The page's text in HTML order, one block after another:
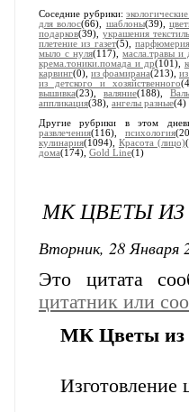
Соседние рубрики:
для волос(66), шаблоны(39),
подарков(39), украшения
плетение из газет(5),
мыло с нуля(117),масла.травы и
крема.тоники.помада и др(101),
карвинг(0), из фоамирана(213),
из детского и хозяйственного
вышивка(23), валяние(188),
аппликация(38), ангелы разные(4)
Другие рубрики в этом
развлечения(116), психология
кулинария(1094), Красота (лицо)
дома(174), Gold Line(1)
МК ЦВЕТЫ
Вторник, 28 Января
Это цитата
цитатник или
МК Цветы из
Изготовление